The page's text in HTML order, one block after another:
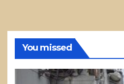
You missed